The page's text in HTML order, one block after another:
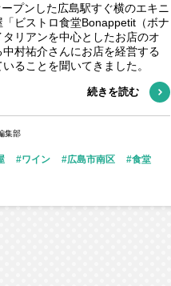
プンした広島駅すぐ横のエキニ
「ビストロ食堂Bonappetit（ボナ
リアンを中心としたお店のオ
村祐介さんにお店を経営する
いることを聞いてきました。
続きを読む
集部
ワイン 広島市南区 食堂